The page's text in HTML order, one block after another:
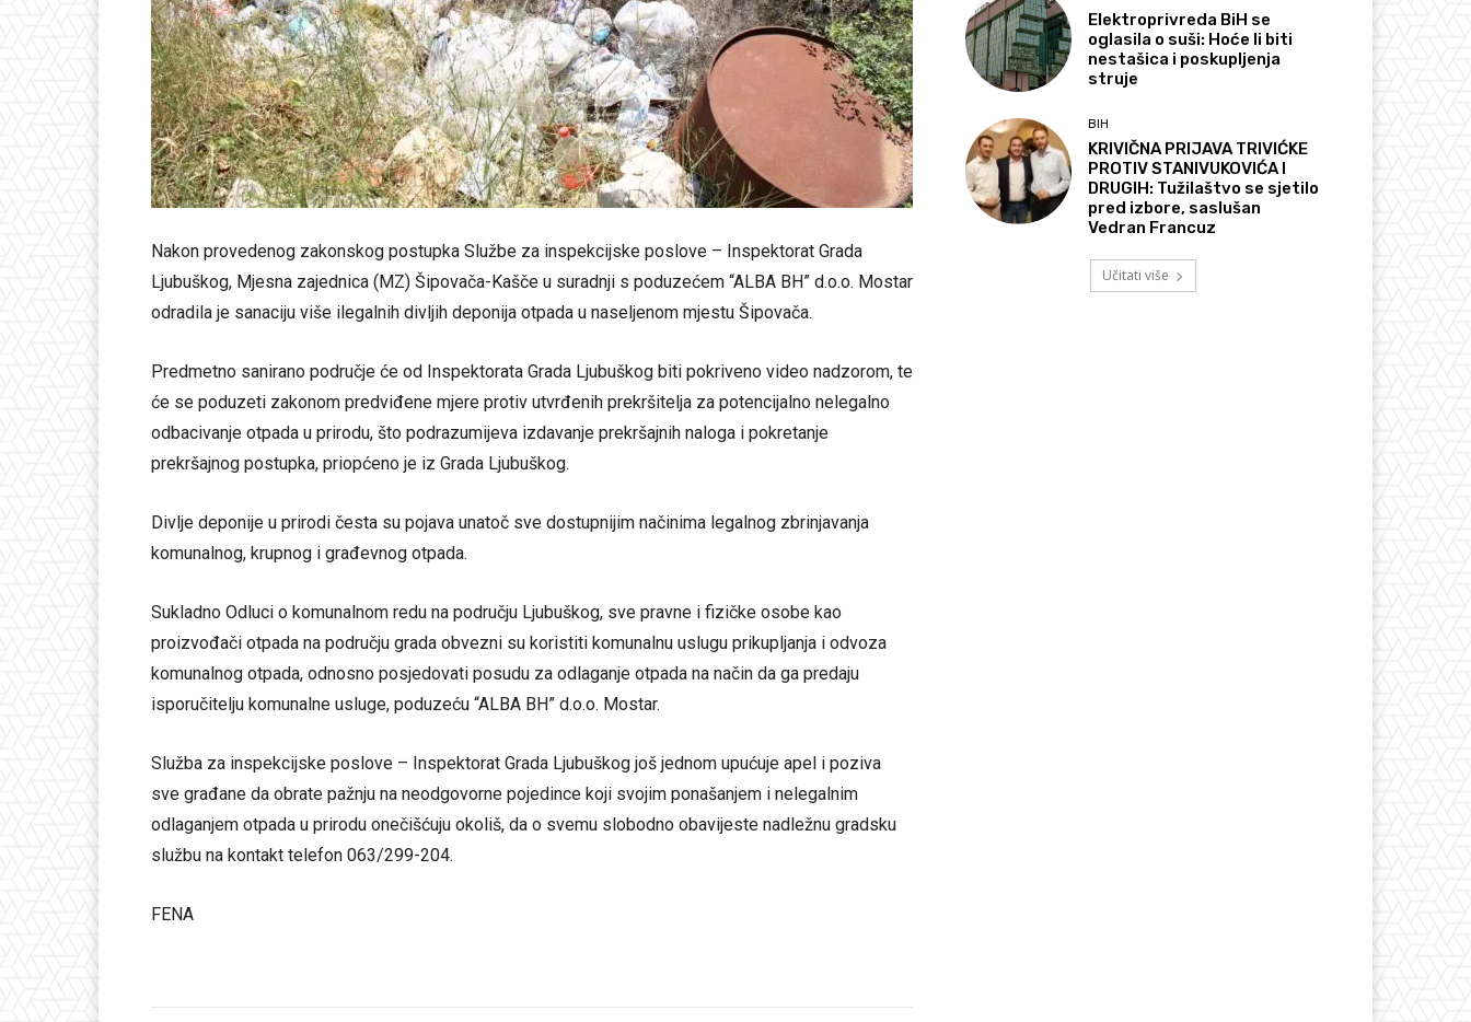
Nakon provedenog zakonskog postupka Službe za inspekcijske poslove – Inspektorat Grada
Ljubuškog, Mjesna zajednica (MZ) Šipovača-Kašče u suradnji s poduzećem “ALBA BH” d.o.o. Mostar
odradila je sanaciju više ilegalnih divljih deponija otpada u naseljenom mjestu Šipovača.
Predmetno sanirano područje će od Inspektorata Grada Ljubuškog biti pokriveno video nadzorom, te
će se poduzeti zakonom predviđene mjere protiv utvrđenih prekršitelja za potencijalno nelegalno
odbacivanje otpada u prirodu, što podrazumijeva izdavanje prekršajnih naloga i pokretanje
prekršajnog postupka, priopćeno je iz Grada Ljubuškog.
Divlje deponije u prirodi česta su pojava unatoč sve dostupnijim načinima legalnog zbrinjavanja
komunalnog, krupnog i građevnog otpada.
Sukladno Odluci o komunalnom redu na području Ljubuškog, sve pravne i fizičke osobe kao
proizvođači otpada na području grada obvezni su koristiti komunalnu uslugu prikupljanja i odvoza
komunalnog otpada, odnosno posjedovati posudu za odlaganje otpada na način da ga predaju
isporučitelju komunalne usluge, poduzeću “ALBA BH” d.o.o. Mostar.
Služba za inspekcijske poslove – Inspektorat Grada Ljubuškog još jednom upućuje apel i poziva
sve građane da obrate pažnju na neodgovorne pojedince koji svojim ponašanjem i nelegalnim
odlaganjem otpada u prirodu onečišćuju okoliš, da o svemu slobodno obavijeste nadležnu gradsku
službu na kontakt telefon 063/299-204.
FENA
Elektroprivreda BiH se
oglasila o suši: Hoće li biti
nestašica i poskupljenja
struje
BIH
KRIVIČNA PRIJAVA TRIVIĆKE
PROTIV STANIVUKOVIĆA I
DRUGIH: Tužilaštvo se sjetilo
pred izbore, saslušan
Vedran Francuz
Učitati više